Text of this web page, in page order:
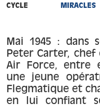
Contact
CYCLE MIRACLES
Mai 1945 : dans
Peter Carter, chef
Air Force, entre
une jeune
Flegmatique et
en lui confiant